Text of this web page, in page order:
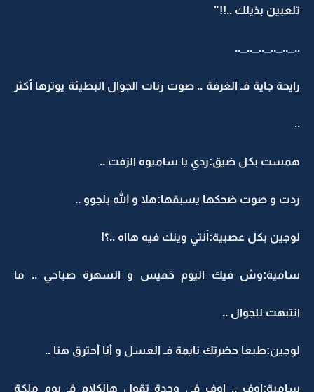
تلعبين بذيلك ..!!"
.._.._.._.._.._..
رايحة جاية فـ الغرفة .. صوت رنات الجوال البطيئة يوترها أكثر
..
همست بكل ضيق:ردي يا ساميوه الزفت ..
ردت و صوت ضحكها يسبقها:هلا و الله بلجوو ..
لوجين بكل عصبية:أنتي وينك فيه هااه ..؟!
سامية:وش فيك اليوم خميس و السهرة صباحي .. ما
انتبهت للجوال ..
لوجين:طبعا حضرتك نايمة فـ العسل و أنا أحترق هنا ..
سامية:اوف .. اوف في وحدة تقول هالكلام فـ يوم ملكة